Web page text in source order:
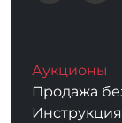
Аукционы
Продажа
Инструкция